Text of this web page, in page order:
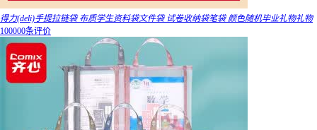
得力(deli)手提拉链袋 布质学生资料袋文件袋 试卷收纳袋笔袋 颜色随机毕业礼物礼物
100000条评价